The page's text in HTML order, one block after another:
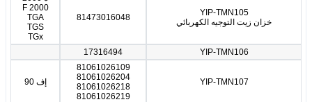
YIP-TMN105
خزان زيت التوجيه الكهربائي
81473016048
F 2000
TGA
TGS
TGx
YIP-TMN106
17316494
YIP-TMN107
81061026109
81061026204
81061026218
81061026219
إف 90